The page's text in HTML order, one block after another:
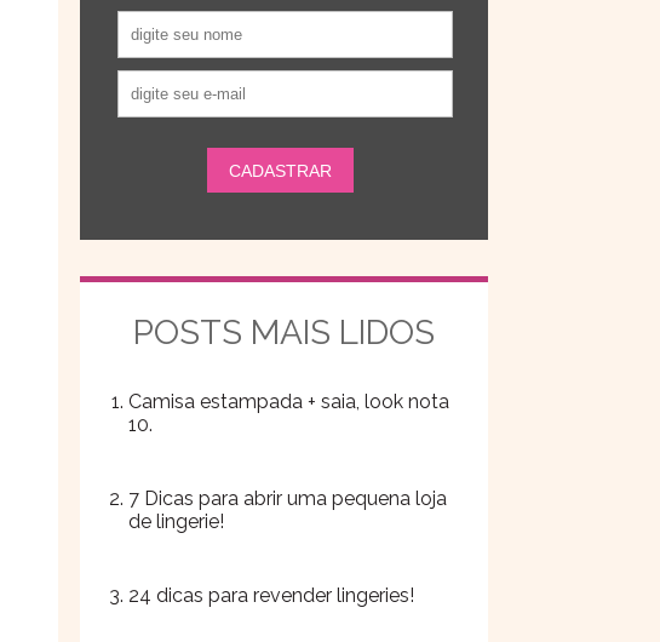
POSTS MAIS LIDOS
Camisa estampada + saia, look nota
10.
7 Dicas para abrir uma pequena loja
de lingerie!
24 dicas para revender lingeries!